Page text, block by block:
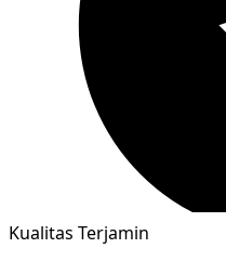
Kualitas Terjamin